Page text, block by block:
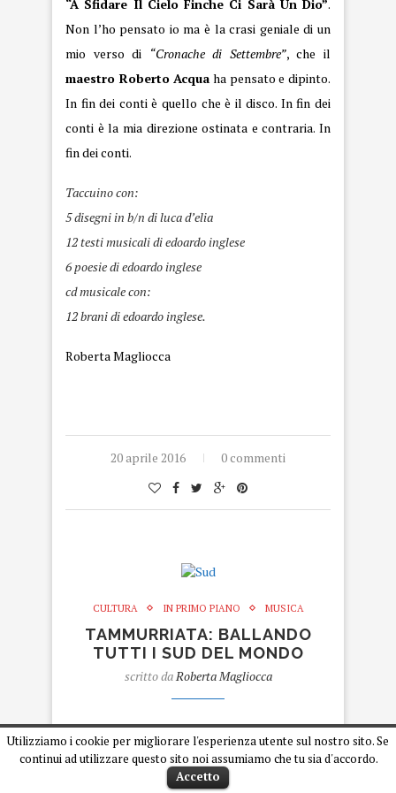
“A Sfidare Il Cielo Finche Ci Sarà Un Dio”.
Non l’ho pensato io ma è la crasi geniale di un
mio verso di
“Cronache di Settembre”, che il
maestro Roberto Acqua ha pensato e dipinto.
In fin dei conti è quello che è il disco. In fin dei
conti è la mia direzione ostinata e contraria. In
fin dei conti.
Taccuino con:
5 disegni in b/n di luca d’elia
12 testi musicali di edoardo inglese
6 poesie di edoardo inglese
cd musicale con:
12 brani di edoardo inglese.
Roberta Magliocca
20 aprile 2016 0 commenti
CULTURA IN PRIMO PIANO MUSICA
TAMMURRIATA: BALLANDO
TUTTI I SUD DEL MONDO
scritto da Roberta Magliocca
Tutti i Sud del mondo
Tutti i Sud del mondo
Utilizziamo i cookie per migliorare l'esperienza utente sul nostro sito. Se
continui ad utilizzare questo sito noi assumiamo che tu sia d'accordo.
Accetto